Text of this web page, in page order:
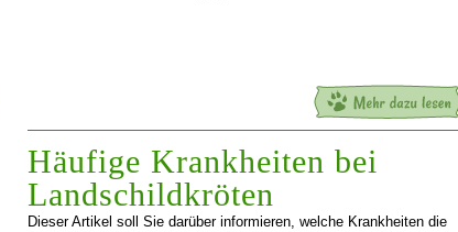
Häufige Krankheiten bei
Landschildkröten
Dieser Artikel soll Sie darüber informieren, welche Krankheiten die